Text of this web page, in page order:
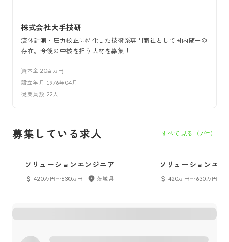
株式会社大手技研
流体計測・圧力校正に特化した技術系専門商社として国内随一の
存在。今後の中核を担う人材を募集！
資本金 20百万円
設立年月 1976年04月
従業員数 22 人
募集している求人 すべて見る（7件）
ソリューションエンジニア
420万円〜630万円 茨城県
ソリューションエン
420万円〜630万円